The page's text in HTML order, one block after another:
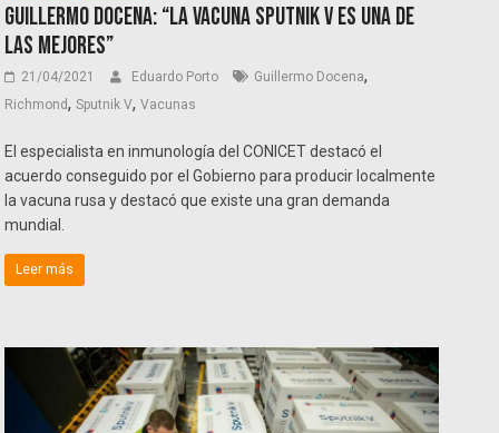
Guillermo Docena: “La vacuna Sputnik V es una de
las mejores”
21/04/2021 Eduardo Porto Guillermo Docena,
Richmond,Sputnik V,Vacunas
El especialista en inmunología del CONICET destacó el
acuerdo conseguido por el Gobierno para producir localmente
la vacuna rusa y destacó que existe una gran demanda
mundial.
Leer más